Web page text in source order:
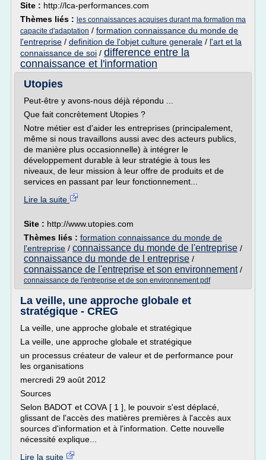
Site : http://lca-performances.com
Thèmes liés : les connaissances acquises durant ma formation ma
capacite d'adaptation / formation connaissance du monde de
l'entreprise / definition de l'objet culture generale / l'art et la
connaissance de soi / difference entre la
connaissance et l'information
Utopies
Peut-être y avons-nous déjà répondu ...
Que fait concrètement Utopies ?
Notre métier est d'aider les entreprises (principalement,
même si nous travaillons aussi avec des acteurs publics,
de manière plus occasionnelle) à intégrer le
développement durable à leur stratégie à tous les
niveaux, de leur mission à leur offre de produits et de
services en passant par leur fonctionnement...
Lire la suite
Site : http://www.utopies.com
Thèmes liés : formation connaissance du monde de
l'entreprise / connaissance du monde de l'entreprise /
connaissance du monde de l entreprise /
connaissance de l'entreprise et son environnement/
connaissance de l'entreprise et de son environnement pdf
La veille, une approche globale et
stratégique - CREG
La veille, une approche globale et stratégique
La veille, une approche globale et stratégique
un processus créateur de valeur et de performance pour
les organisations
mercredi 29 août 2012
Sources
Selon BADOT et COVA [ 1 ], le pouvoir s'est déplacé,
glissant de l'accès des matières premières à l'accès aux
sources d'information et à l'information. Cette nouvelle
nécessité explique...
Lire la suite